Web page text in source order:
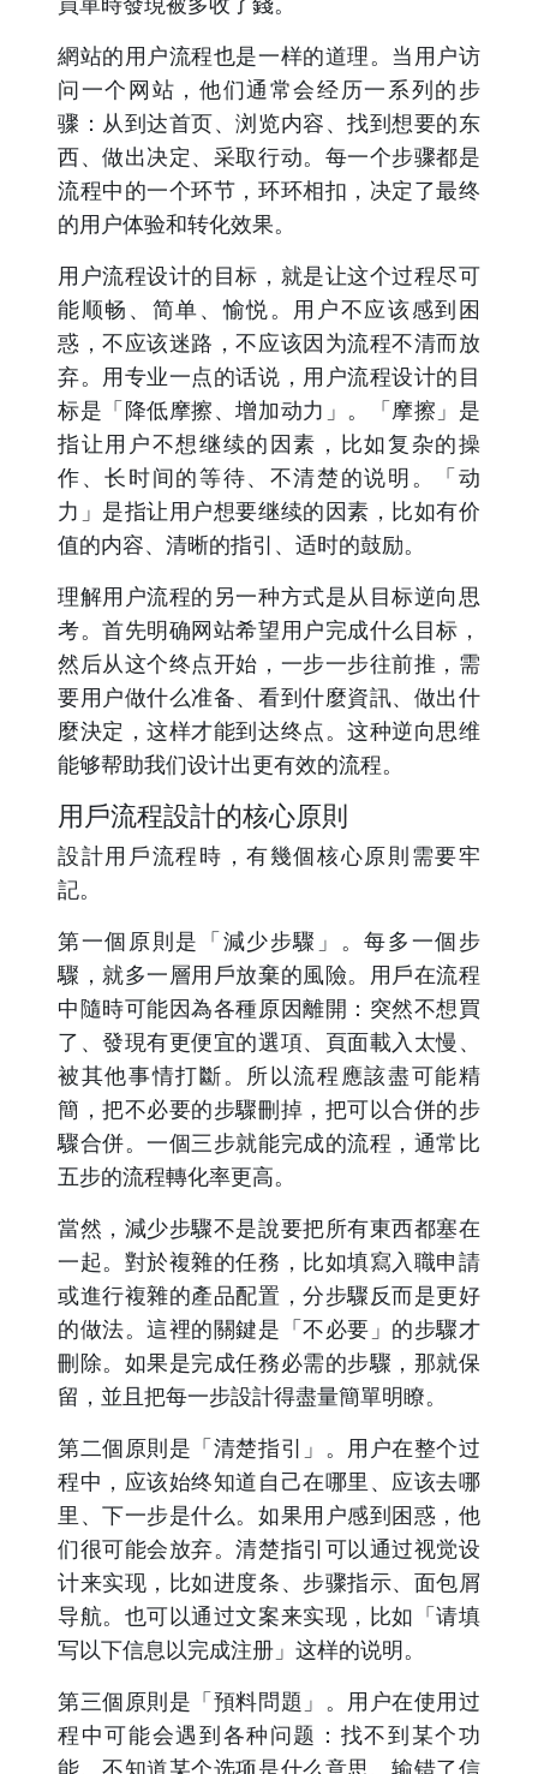
網站的用户流程也是一样的道理。当用户访
问一个网站，他们通常会经历一系列的步
骤：从到达首页、浏览内容、找到想要的东
西、做出决定、采取行动。每一个步骤都是
流程中的一个环节，环环相扣，决定了最终
的用户体验和转化效果。
用户流程设计的目标，就是让这个过程尽可
能顺畅、简单、愉悦。用户不应该感到困
惑，不应该迷路，不应该因为流程不清而放
弃。用专业一点的话说，用户流程设计的目
标是「降低摩擦、增加动力」。「摩擦」是
指让用户不想继续的因素，比如复杂的操
作、长时间的等待、不清楚的说明。「动
力」是指让用户想要继续的因素，比如有价
值的内容、清晰的指引、适时的鼓励。
理解用户流程的另一种方式是从目标逆向思
考。首先明确网站希望用户完成什么目标，
然后从这个终点开始，一步一步往前推，需
要用户做什么准备、看到什麼資訊、做出什
麼決定，这样才能到达终点。这种逆向思维
能够帮助我们设计出更有效的流程。
用戶流程設計的核心原則
設計用戶流程時，有幾個核心原則需要牢
記。
第一個原則是「減少步驟」。每多一個步
驟，就多一層用戶放棄的風險。用戶在流程
中隨時可能因為各種原因離開：突然不想買
了、發現有更便宜的選項、頁面載入太慢、
被其他事情打斷。所以流程應該盡可能精
簡，把不必要的步驟刪掉，把可以合併的步
驟合併。一個三步就能完成的流程，通常比
五步的流程轉化率更高。
當然，減少步驟不是說要把所有東西都塞在
一起。對於複雜的任務，比如填寫入職申請
或進行複雜的產品配置，分步驟反而是更好
的做法。這裡的關鍵是「不必要」的步驟才
刪除。如果是完成任務必需的步驟，那就保
留，並且把每一步設計得盡量簡單明瞭。
第二個原則是「清楚指引」。用户在整个过
程中，应该始终知道自己在哪里、应该去哪
里、下一步是什么。如果用户感到困惑，他
们很可能会放弃。清楚指引可以通过视觉设
计来实现，比如进度条、步骤指示、面包屑
导航。也可以通过文案来实现，比如「请填
写以下信息以完成注册」这样的说明。
第三個原則是「預料問題」。用户在使用过
程中可能会遇到各种问题：找不到某个功